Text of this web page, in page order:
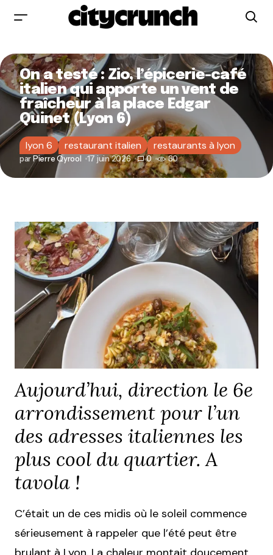
On a testé : Zio, l’épicerie-café
italien qui apporte un vent de
fraîcheur à la place Edgar
Quinet (Lyon 6)
lyon 6 restaurant italien restaurants à lyon
parPierre Qyrool 17 juin 2026 0 30
Aujourd’hui, direction le 6e
arrondissement pour l’un
des adresses italiennes les
plus cool du quartier. A
tavola !
C’était un de ces midis où le soleil commence
sérieusement à rappeler que l’été peut être